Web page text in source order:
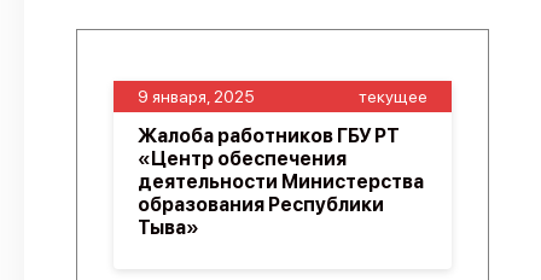
9 января, 2025 текущее
Жалоба работников ГБУ РТ
«Центр обеспечения
деятельности Министерства
образования Республики
Тыва»